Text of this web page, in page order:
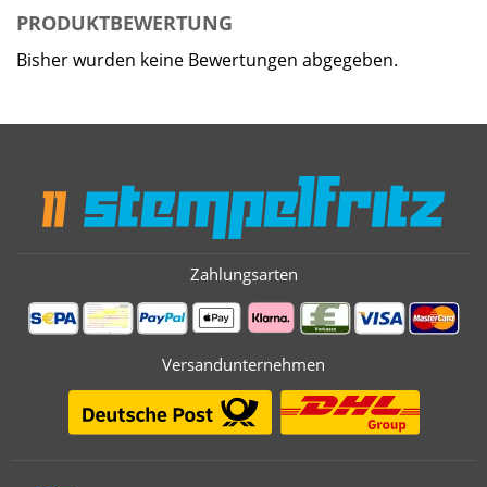
PRODUKTBEWERTUNG
Bisher wurden keine Bewertungen abgegeben.
Zahlungsarten
Versandunternehmen